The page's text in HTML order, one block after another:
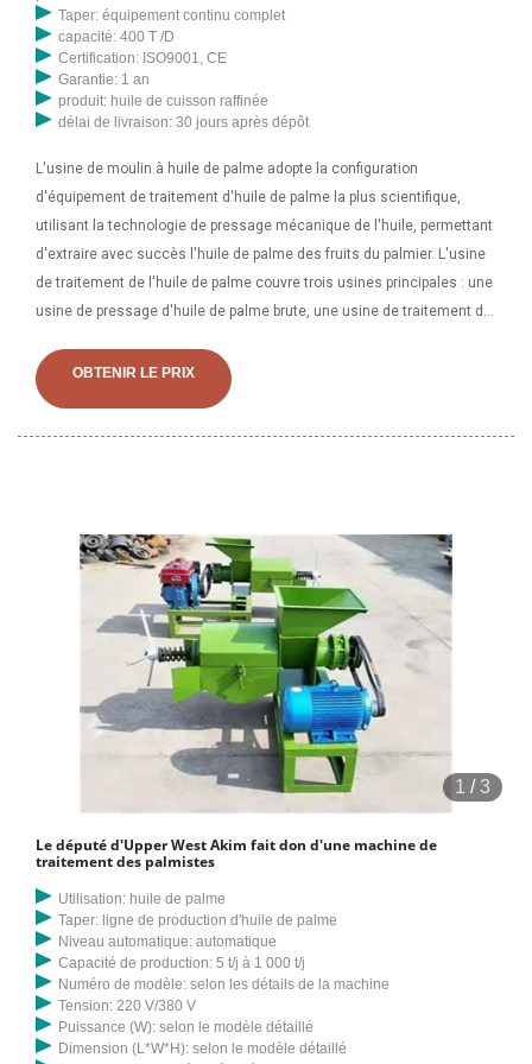
différentes machines d'extraction d'huile de palmiste, l'huile de
palmiste. Machine de traitement d'huile de maïs brute Machine
d'extraction d'huile de palmiste Nom du produit Mini presse à huile
Capacité 2-6 kg/h Puissance du moteur 300-700W Puissance
570*290*355mm Poids net 10,5 kg Poids brut 13,5 kg Images
détaillées
Taper: équipement continu complet
capacité: 400 T /D
Certification: ISO9001, CE
Garantie: 1 an
produit: huile de cuisson raffinée
délai de livraison: 30 jours après dépôt
L'usine de moulin à huile de palme adopte la configuration
d'équipement de traitement d'huile de palme la plus scientifique,
utilisant la technologie de pressage mécanique de l'huile, permettant
d'extraire avec succès l'huile de palme des fruits du palmier. L'usine
de traitement de l'huile de palme couvre trois usines principales : une
usine de pressage d'huile de palme brute, une usine de traitement de
Akim, Frederick Adom Obeng, a fait don d'une machine de traitement
des palmistes à la Mepom Palm Oil Company dans la région de l'Est.
Comment fonctionne la machine de concassage des palmistes ? Le
broyeur de palmistes peut être utilisé par une seule personne, mais le
palmiste à broyer doit être transporté vers le broyeur (ou transporté
par un convoyeur) avant d'être broyé. En fonctionnement, allumez
d’abord l’interrupteur du moteur de la machine. La ligne de traitement
de raffinage de l’huile de palmiste adopte un raffinage physique
avancé et scientifique et un raffinage de réservoirs totalement en
acier inoxydable. L'huile de palmiste est une huile non siccative à
faible teneur en gomme, qui convient au raffinage physique. L'acide
gras est composé de 45 à 51 % d'acide laurique et de 13 à 25 %
qualité et une machine à filtre-presse à plaques alimentaires peut être
précède est l'assemblage complet pour le traitement de l'huile de
palmiste, qui peut être ajusté en fonction de la situation réelle de
chaque client. La société Henan Doing est un fabricant professionnel
de machines de traitement de l'huile de palmiste. Si vous en avez
besoin, veuillez nous contacter. Les transformateurs d'amandes
doivent faire le tour des transformateurs d'huile de palme pendant la
OBTENIR LE PRIX
1 /3
Le député d'Upper West Akim fait don d'une machine de
traitement des palmistes
Utilisation: huile de palme
Taper: ligne de production d'huile de palme
Niveau automatique: automatique
Capacité de production: 5 t/j à 1 000 t/j
Numéro de modèle: selon les détails de la machine
Tension: 220 V/380 V
Puissance (W): selon le modèle détaillé
Dimension (L*W*H): selon le modèle détaillé